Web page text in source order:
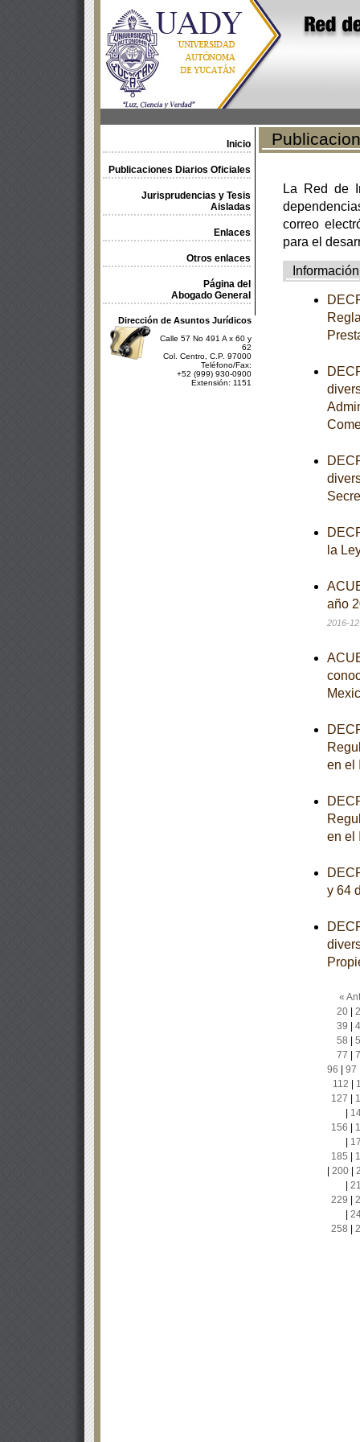
Inicio
Publicaciones Diarios Oficiales
Jurisprudencias y Tesis
Aisladas
Enlaces
Otros enlaces
Página del
Abogado General
Dirección de Asuntos Jurídicos
Calle 57 No 491 A x 60 y
62
Col. Centro, C.P. 97000
Teléfono/Fax:
+52 (999) 930-0900
Extensión: 1151
La Red de
correo
para el
Información
la
año
2016-
en el
en el
y 64
«
20|
39
58
77
96
97
112
127
156
185
200|
229
258